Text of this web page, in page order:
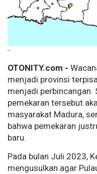
--
OTONITY.com -
menjadi provinsi
menjadi perbincangan.
pemekaran tersebut
masyarakat Madura,
bahwa pemekaran
baru.
Pada bulan Juli 2023,
mengusulkan agar